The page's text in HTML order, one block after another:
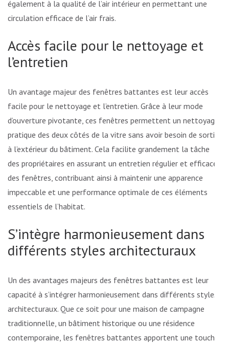
également à la qualité de l’air intérieur en permettant une
circulation efficace de l’air frais.
Accès facile pour le nettoyage et
l’entretien
Un avantage majeur des fenêtres battantes est leur accès
facile pour le nettoyage et l’entretien. Grâce à leur mode
d’ouverture pivotante, ces fenêtres permettent un nettoyage
pratique des deux côtés de la vitre sans avoir besoin de sortir
à l’extérieur du bâtiment. Cela facilite grandement la tâche
des propriétaires en assurant un entretien régulier et efficace
des fenêtres, contribuant ainsi à maintenir une apparence
impeccable et une performance optimale de ces éléments
essentiels de l’habitat.
S’intègre harmonieusement dans
différents styles architecturaux
Un des avantages majeurs des fenêtres battantes est leur
capacité à s’intégrer harmonieusement dans différents styles
architecturaux. Que ce soit pour une maison de campagne
traditionnelle, un bâtiment historique ou une résidence
contemporaine, les fenêtres battantes apportent une touche